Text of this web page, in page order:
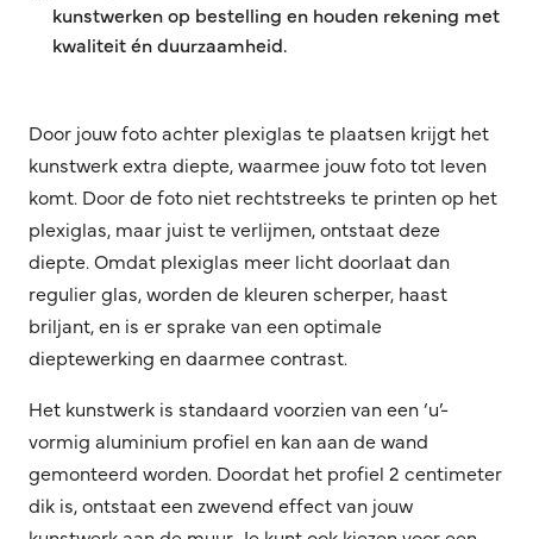
kunstwerken op bestelling en houden rekening met
kwaliteit én duurzaamheid.
Door jouw foto achter plexiglas te plaatsen krijgt het
kunstwerk extra diepte, waarmee jouw foto tot leven
komt. Door de foto niet rechtstreeks te printen op het
plexiglas, maar juist te verlijmen, ontstaat deze
diepte. Omdat plexiglas meer licht doorlaat dan
regulier glas, worden de kleuren scherper, haast
briljant, en is er sprake van een optimale
dieptewerking en daarmee contrast.
Het kunstwerk is standaard voorzien van een ‘u’-
vormig aluminium profiel en kan aan de wand
gemonteerd worden. Doordat het profiel 2 centimeter
dik is, ontstaat een zwevend effect van jouw